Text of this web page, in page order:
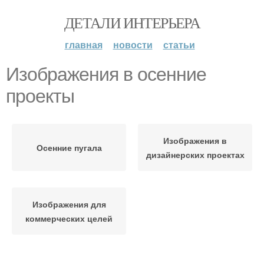
ДЕТАЛИ ИНТЕРЬЕРА
главная новости статьи
Изображения в осенние
проекты
Осенние пугала
Изображения в
дизайнерских проектах
Изображения для
коммерческих целей